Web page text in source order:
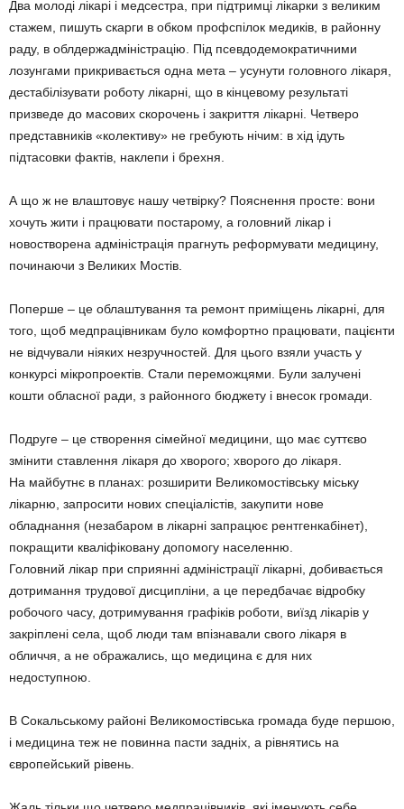
Два молоді лікарі і медсестра, при підтримці лікарки з великим
стажем, пишуть скарги в обком профспілок медиків, в районну
раду, в облдержадміністрацію. Під псевдодемократичними
лозунгами прикривається одна мета – усунути головного лікаря,
дестабілізувати роботу лікарні, що в кінцевому результаті
призведе до масових скорочень і закриття лікарні. Четверо
представників «колективу» не гребують нічим: в хід ідуть
підтасовки фактів, наклепи і брехня.
А що ж не влаштовує нашу четвірку? Пояснення просте: вони
хочуть жити і працювати постарому, а головний лікар і
новостворена адміністрація прагнуть реформувати медицину,
починаючи з Великих Мостів.
Поперше – це облаштування та ремонт приміщень лікарні, для
того, щоб медпрацівникам було комфортно працювати, пацієнти
не відчували ніяких незручностей. Для цього взяли участь у
конкурсі мікропроектів. Стали переможцями. Були залучені
кошти обласної ради, з районного бюджету і внесок громади.
Подруге – це створення сімейної медицини, що має суттєво
змінити ставлення лікаря до хворого; хворого до лікаря.
На майбутнє в планах: розширити Великомостівську міську
лікарню, запросити нових спеціалістів, закупити нове
обладнання (незабаром в лікарні запрацює рентгенкабінет),
покращити кваліфіковану допомогу населенню.
Головний лікар при сприянні адміністрації лікарні, добивається
дотримання трудової дисципліни, а це передбачає відробку
робочого часу, дотримування графіків роботи, виїзд лікарів у
закріплені села, щоб люди там впізнавали свого лікаря в
обличчя, а не ображались, що медицина є для них
недоступною.
В Сокальському районі Великомостівська громада буде першою,
і медицина теж не повинна пасти задніх, а рівнятись на
європейський рівень.